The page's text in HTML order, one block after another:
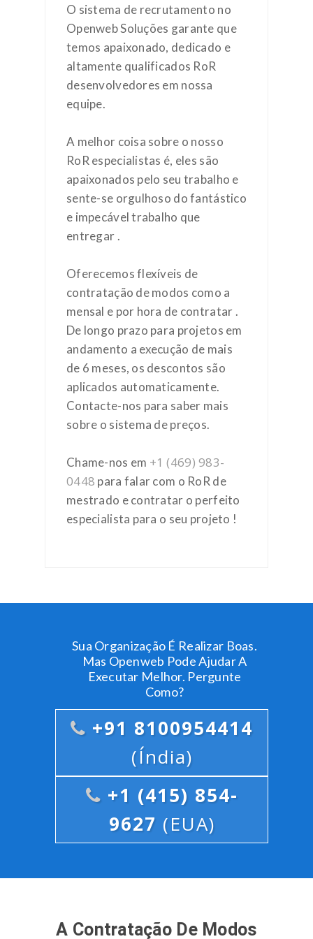
O sistema de recrutamento no
Openweb Soluções garante que
temos apaixonado, dedicado e
altamente qualificados RoR
desenvolvedores em nossa
equipe.
A melhor coisa sobre o nosso
RoR especialistas é, eles são
apaixonados pelo seu trabalho e
sente-se orgulhoso do fantástico
e impecável trabalho que
entregar .
Oferecemos flexíveis de
contratação de modos como a
mensal e por hora de contratar .
De longo prazo para projetos em
andamento a execução de mais
de 6 meses, os descontos são
aplicados automaticamente.
Contacte-nos para saber mais
sobre o sistema de preços.
Chame-nos em +1 (469) 983-
0448 para falar com o RoR de
mestrado e contratar o perfeito
especialista para o seu projeto !
Sua Organização É Realizar Boas.
Mas Openweb Pode Ajudar A
Executar Melhor. Pergunte
Como?
+91 8100954414
(Índia)
+1 (415) 854-
9627 (EUA)
A Contratação De Modos